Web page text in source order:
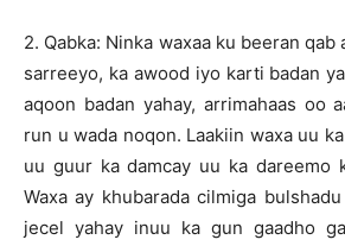
2. Qabka: Ninka waxaa ku beeran qab
sarreeyo, ka awood iyo karti badan
aqoon badan yahay, arrimahaas oo
run u wada noqon. Laakiin waxa uu
uu guur ka damcay uu ka dareemo
Waxa ay khubarada cilmiga
jecel yahay inuu ka gun gaadho